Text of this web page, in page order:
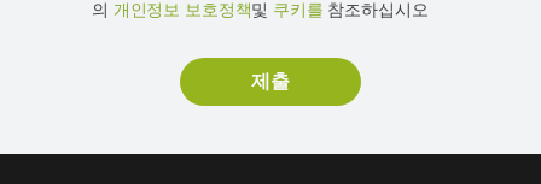
의 개인정보 보호정책및 쿠키를 참조하십시오